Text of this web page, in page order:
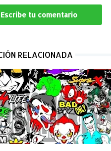
Escribe tu comentario
RELACIONADA